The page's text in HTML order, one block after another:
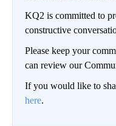
KQ2 is committed to
constructive
Please keep your
can review our
If you would like to
here.